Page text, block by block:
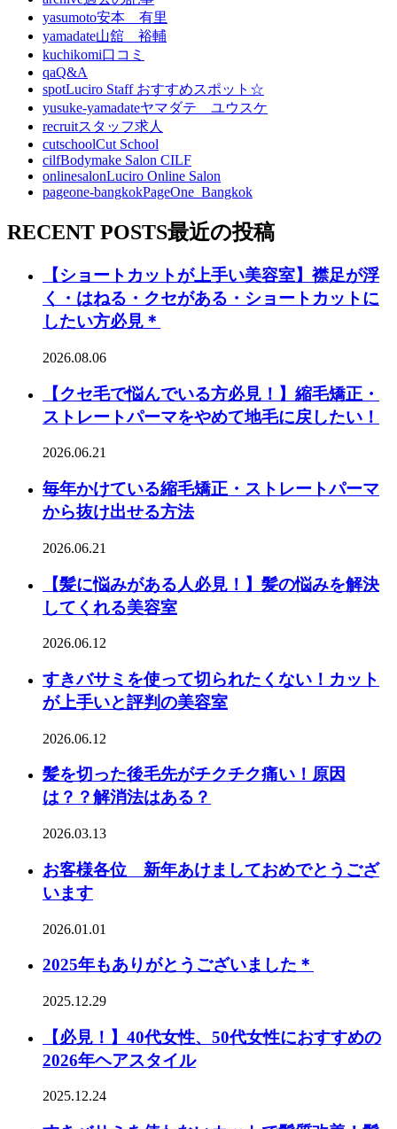
yasumoto安本 有里
yamadate山舘 裕輔
kuchikomi口コミ
qaQ&A
spotLuciro Staff おすすめスポット☆
yusuke-yamadateヤマダテ ユウスケ
recruitスタッフ求人
cutschoolCut School
cilfBodymake Salon CILF
onlinesalonLuciro Online Salon
pageone-bangkokPageOne_Bangkok
RECENT POSTS最近の投稿
【ショートカットが上手い美容室】襟足が浮
く・はねる・クセがある・ショートカットに
したい方必見＊
2026.08.06
【クセ毛で悩んでいる方必見！】縮毛矯正・
ストレートパーマをやめて地毛に戻したい！
2026.06.21
毎年かけている縮毛矯正・ストレートパーマ
から抜け出せる方法
2026.06.21
【髪に悩みがある人必見！】髪の悩みを解決
してくれる美容室
2026.06.12
すきバサミを使って切られたくない！カット
が上手いと評判の美容室
2026.06.12
髪を切った後毛先がチクチク痛い！原因
は？？解消法はある？
2026.03.13
お客様各位 新年あけましておめでとうござ
います
2026.01.01
2025年もありがとうございました＊
2025.12.29
【必見！】40代女性、50代女性におすすめの
2026年ヘアスタイル
2025.12.24